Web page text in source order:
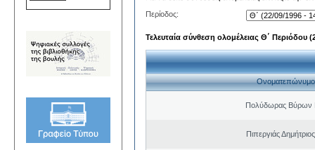
Περίοδος:
Τελευταία σύνθεση ολομέλειας Θ΄ Περιόδου
Ονοματεπώνυμο
Πολύδωρας Βύρων
Πιπεργιάς